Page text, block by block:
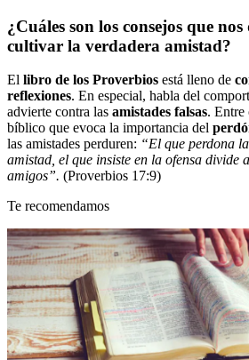
¿Cuáles son los consejos que
cultivar la verdadera amistad?
El libro de los Proverbios está lleno de
reflexiones. En especial, habla del
advierte contra las amistades falsas. Entre
bíblico que evoca la importancia del
las amistades perduren: “El que perdona
amistad, el que insiste en la ofensa divide
amigos”. (Proverbios 17:9)
Te recomendamos